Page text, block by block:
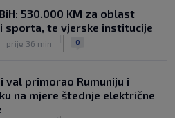
530.000 KM za oblast
sporta, te vjerske institucije
prije 36 min 0
val primorao Rumuniju i
na mjere štednje električne